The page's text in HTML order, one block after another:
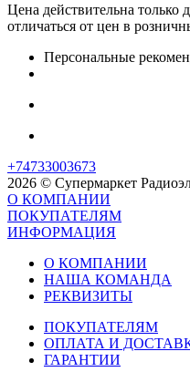
Цена действительна только
отличаться от цен в
Персональные
+74733003673
2026 © Супермаркет
О КОМПАНИИ
ПОКУПАТЕЛЯМ
ИНФОРМАЦИЯ
О КОМПАНИИ
НАША КОМАНДА
РЕКВИЗИТЫ
ПОКУПАТЕЛЯМ
ОПЛАТА И
ГАРАНТИИ